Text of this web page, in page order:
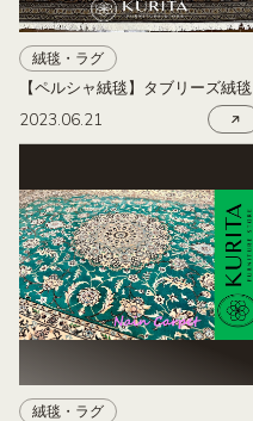
絨毯・ラグ
【ペルシャ絨毯】タブリーズ絨毯
2023.06.21
絨毯・ラグ